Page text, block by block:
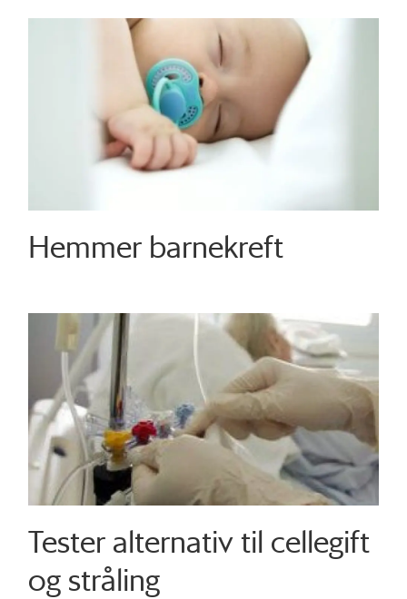
Hemmer barnekreft
Tester alternativ til cellegift
og stråling